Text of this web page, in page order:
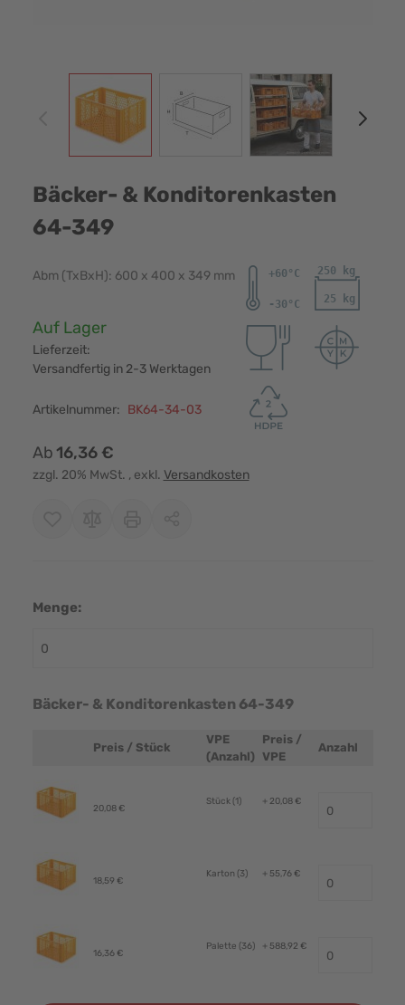
View larger imageView larger image
Bäcker- & Konditorenkasten
64-349
Abm (TxBxH): 600 x 400 x 349 mm
Verfügbarkeit:
Auf Lager
Lieferzeit:
Versandfertig in 2-3 Werktagen
Artikelnummer: BK64-34-03
Ab16,36 €
zzgl. 20% MwSt. , exkl. Versandkosten
Menge:
Bäcker- & Konditorenkasten 64-349
Produktbild
Preis / Stück
VPE
(Anzahl)
Preis /
VPE
Anzahl
20,08 €
Stück (1) + 20,08 €
18,59 €
Karton (3) + 55,76 €
16,36 €
Palette (36) + 588,92 €